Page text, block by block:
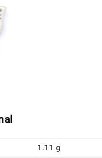
1.11 g